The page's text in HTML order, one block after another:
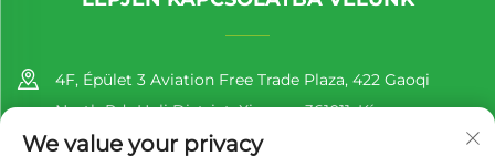
4F, Épület 3 Aviation Free Trade Plaza, 422 Gaoqi
North Rd., Huli District, Xiamen, 361011, Kína
+86-13860188777
We value your privacy